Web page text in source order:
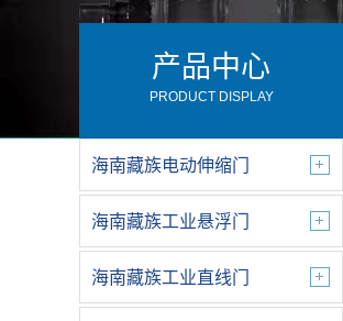
产品中心
PRODUCT DISPLAY
海南藏族电动伸缩门
海南藏族工业悬浮门
海南藏族工业直线门